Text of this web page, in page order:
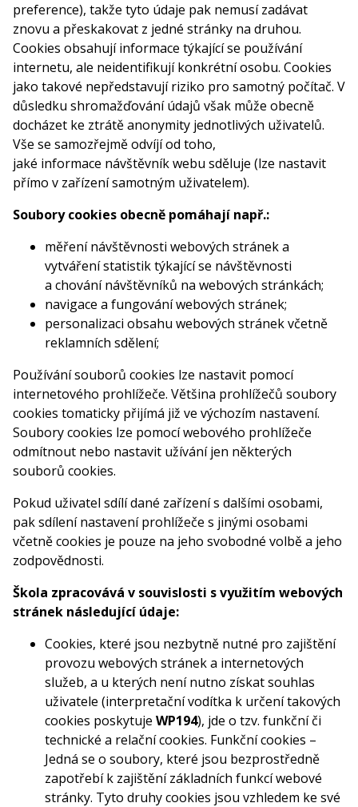
preference), takže tyto údaje pak nemusí zadávat
znovu a přeskakovat z jedné stránky na druhou.
Cookies obsahují informace týkající se používání
internetu, ale neidentifikují konkrétní osobu. Cookies
jako takové nepředstavují riziko pro samotný počítač. V
důsledku shromažďování údajů však může obecně
docházet ke ztrátě anonymity jednotlivých uživatelů.
Vše se samozřejmě odvíjí od toho,
jaké informace návštěvník webu sděluje (lze nastavit
přímo v zařízení samotným uživatelem).
Soubory cookies obecně pomáhají např.:
měření návštěvnosti webových stránek a
vytváření statistik týkající se návštěvnosti
a chování návštěvníků na webových stránkách;
navigace a fungování webových stránek;
personalizaci obsahu webových stránek včetně
reklamních sdělení;
Používání souborů cookies lze nastavit pomocí
internetového prohlížeče. Většina prohlížečů soubory
cookies tomaticky přijímá již ve výchozím nastavení.
Soubory cookies lze pomocí webového prohlížeče
odmítnout nebo nastavit užívání jen některých
souborů cookies.
Pokud uživatel sdílí dané zařízení s dalšími osobami,
pak sdílení nastavení prohlížeče s jinými osobami
včetně cookies je pouze na jeho svobodné volbě a jeho
zodpovědnosti.
Škola zpracovává v souvislosti s využitím webových
stránek následující údaje:
Cookies, které jsou nezbytně nutné pro zajištění
provozu webových stránek a internetových
služeb, a u kterých není nutno získat souhlas
uživatele (interpretační vodítka k určení takových
cookies poskytuje WP194), jde o tzv. funkční či
technické a relační cookies. Funkční cookies –
Jedná se o soubory, které jsou bezprostředně
zapotřebí k zajištění základních funkcí webové
stránky. Tyto druhy cookies jsou vzhledem ke své